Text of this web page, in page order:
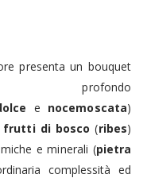
presenta un bouquet
e nocemoscata)
frutti di bosco (ribes)
e minerali (pietra
complessità ed